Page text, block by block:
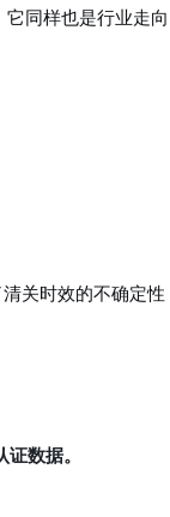
同样也是行业走向
关时效的不确定性
数据。